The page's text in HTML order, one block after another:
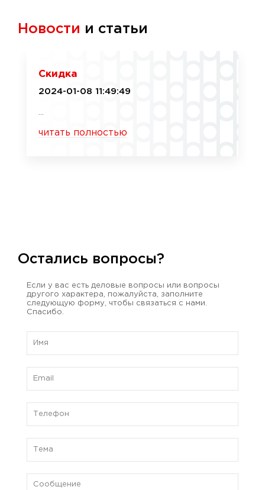
Новости и статьи
Скидка
2024-01-08 11:49:49
читать полностью
Остались вопросы?
Если у вас есть деловые вопросы или вопросы
другого характера, пожалуйста, заполните
следующую форму, чтобы связаться с нами.
Спасибо.